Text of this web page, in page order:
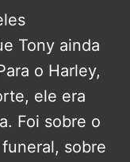
Tony ainda
o Harley,
ele era
Foi sobre o
sobre